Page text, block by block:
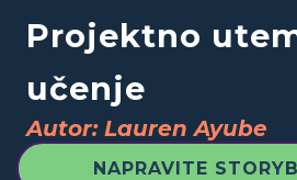
Projektno
učenje
Autor: Lauren Ayube
NAPRAVITE